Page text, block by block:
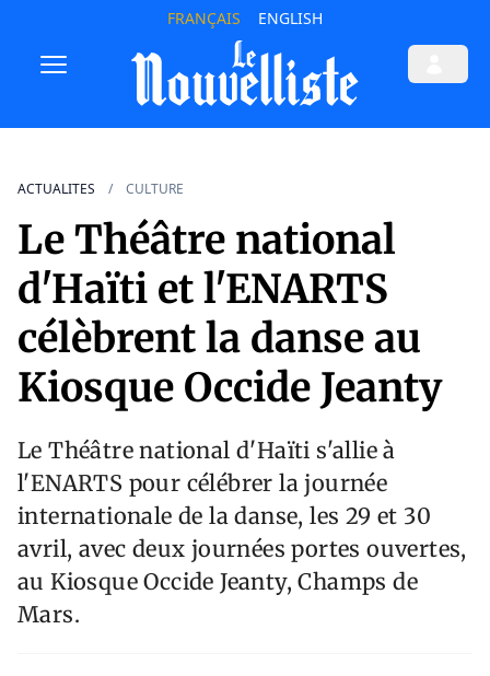
FRANÇAIS ENGLISH
ACTUALITES CULTURE
Le Théâtre national
d'Haïti et l'ENARTS
célèbrent la danse au
Kiosque Occide Jeanty
Le Théâtre national d'Haïti s'allie à
l'ENARTS pour célébrer la journée
internationale de la danse, les 29 et 30
avril, avec deux journées portes ouvertes,
au Kiosque Occide Jeanty, Champs de
Mars.